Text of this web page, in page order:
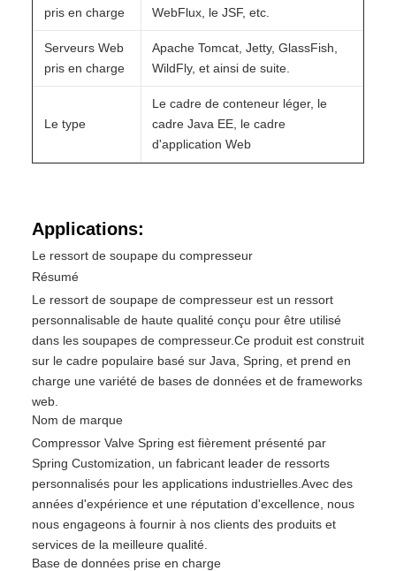
pris en charge
WebFlux, le JSF, etc.
Serveurs Web
pris en charge
Apache Tomcat, Jetty, GlassFish,
WildFly, et ainsi de suite.
Le type
Le cadre de conteneur léger, le
cadre Java EE, le cadre
d'application Web
Applications:
Le ressort de soupape du compresseur
Résumé
Le ressort de soupape de compresseur est un ressort
personnalisable de haute qualité conçu pour être utilisé
dans les soupapes de compresseur.Ce produit est construit
sur le cadre populaire basé sur Java, Spring, et prend en
charge une variété de bases de données et de frameworks
web.
Nom de marque
Compressor Valve Spring est fièrement présenté par
Spring Customization, un fabricant leader de ressorts
personnalisés pour les applications industrielles.Avec des
années d'expérience et une réputation d'excellence, nous
nous engageons à fournir à nos clients des produits et
services de la meilleure qualité.
Base de données prise en charge